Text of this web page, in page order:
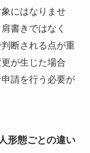
にはなりませ
書きではなく
断される点が重
が生じた場合
請を行う必要が
形態ごとの違い